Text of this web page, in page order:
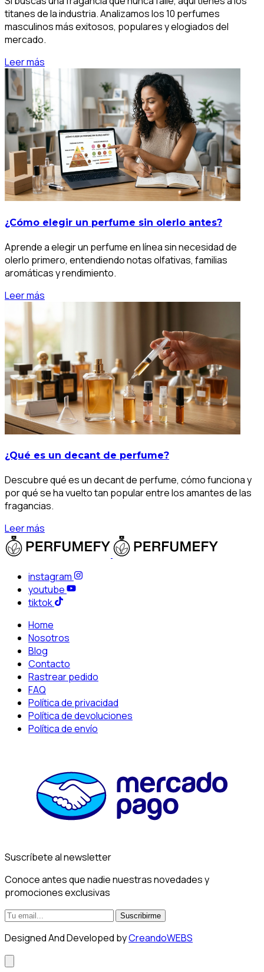
titanes de la industria. Analizamos los 10 perfumes
masculinos más exitosos, populares y elogiados del
mercado.
Leer más
¿Cómo elegir un perfume sin olerlo antes?
Aprende a elegir un perfume en línea sin necesidad de
olerlo primero, entendiendo notas olfativas, familias
aromáticas y rendimiento.
Leer más
¿Qué es un decant de perfume?
Descubre qué es un decant de perfume, cómo funciona y
por qué se ha vuelto tan popular entre los amantes de las
fragancias.
Leer más
instagram
youtube
tiktok
Home
Nosotros
Blog
Contacto
Rastrear pedido
FAQ
Política de privacidad
Política de devoluciones
Política de envío
Suscríbete al newsletter
Conoce antes que nadie nuestras novedades y
promociones exclusivas
Suscribirme
Designed And Developed byCreandoWEBS